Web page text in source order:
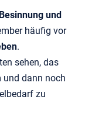
Besinnung und
häufig vor
.
sehen, das
und dann noch
zu